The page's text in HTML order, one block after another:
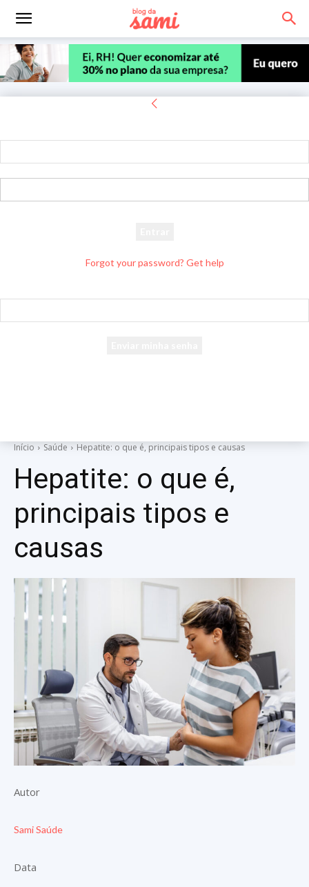
Forgot your password? Get help
Início Saúde Hepatite: o que é, principais tipos e causas
Hepatite: o que é,
principais tipos e
causas
Autor
Sami Saúde
Data